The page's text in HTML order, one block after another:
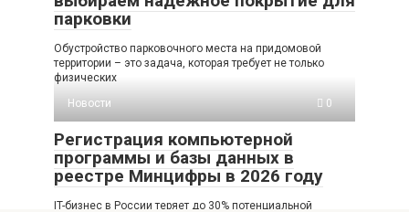
парковки
Обустройство парковочного места на придомовой
территории – это задача, которая требует не только
физических
Новости
0
Регистрация компьютерной
программы и базы данных в
реестре Минцифры в 2026 году
IT-бизнес в России теряет до 30% потенциальной